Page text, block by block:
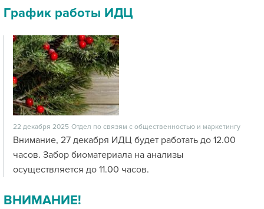
График работы ИДЦ
22 декабря 2025 Отдел по связям с общественностью и маркетингу
Внимание, 27 декабря ИДЦ будет работать до 12.00
часов. Забор биоматериала на анализы
осуществляется до 11.00 часов.
ВНИМАНИЕ!